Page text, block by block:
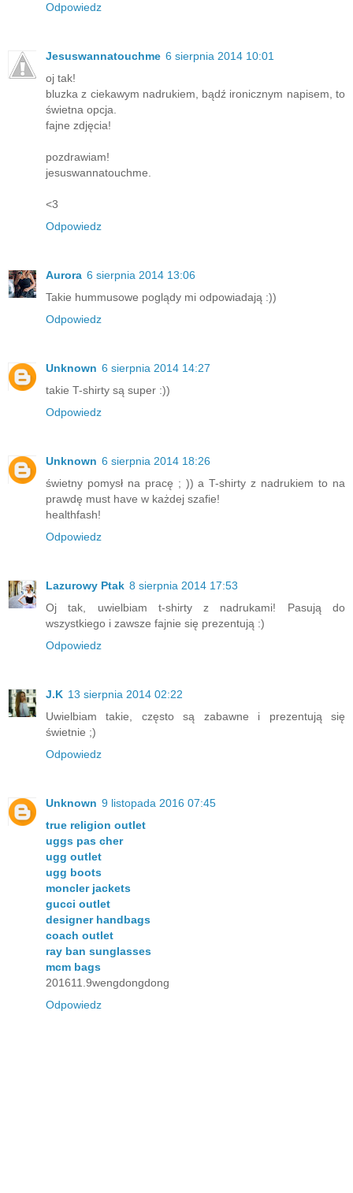
Odpowiedz
Jesuswannatouchme 6 sierpnia 2014 10:01
oj tak!
bluzka z ciekawym nadrukiem, bądź ironicznym napisem, to
świetna opcja.
fajne zdjęcia!
pozdrawiam!
jesuswannatouchme.
<3
Odpowiedz
Aurora 6 sierpnia 2014 13:06
Takie hummusowe poglądy mi odpowiadają :))
Odpowiedz
Unknown 6 sierpnia 2014 14:27
takie T-shirty są super :))
Odpowiedz
Unknown 6 sierpnia 2014 18:26
świetny pomysł na pracę ; )) a T-shirty z nadrukiem to na
prawdę must have w każdej szafie!
healthfash!
Odpowiedz
Lazurowy Ptak 8 sierpnia 2014 17:53
Oj tak, uwielbiam t-shirty z nadrukami! Pasują do
wszystkiego i zawsze fajnie się prezentują :)
Odpowiedz
J.K 13 sierpnia 2014 02:22
Uwielbiam takie, często są zabawne i prezentują się
świetnie ;)
Odpowiedz
Unknown 9 listopada 2016 07:45
true religion outlet
uggs pas cher
ugg outlet
ugg boots
moncler jackets
gucci outlet
designer handbags
coach outlet
ray ban sunglasses
mcm bags
201611.9wengdongdong
Odpowiedz